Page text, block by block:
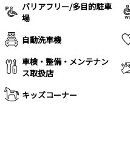
バリアフリー/多目的駐車
場
自動洗車機
車検・整備・メンテナン
ス取扱店
キッズコーナー